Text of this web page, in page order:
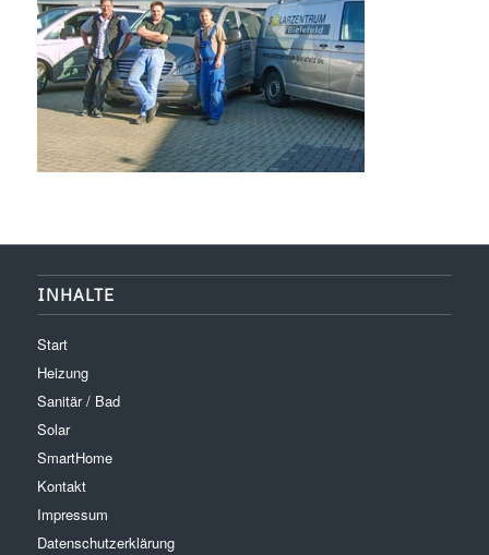
INHALTE
Start
Heizung
Sanitär / Bad
Solar
SmartHome
Kontakt
Impressum
Datenschutzerklärung